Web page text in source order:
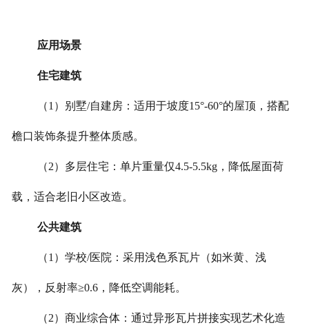
应用场景
住宅建筑
（1）别墅/自建房：适用于坡度15°-60°的屋顶，搭配
檐口装饰条提升整体质感。
（2）多层住宅：单片重量仅4.5-5.5kg，降低屋面荷
载，适合老旧小区改造。
公共建筑
（1）学校/医院：采用浅色系瓦片（如米黄、浅
灰），反射率≥0.6，降低空调能耗。
（2）商业综合体：通过异形瓦片拼接实现艺术化造